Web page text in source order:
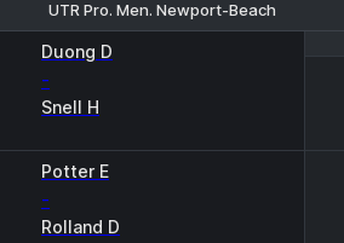
UTR Pro. Men. Newport-Beach
Duong D
-
Snell H
Potter E
-
Rolland D